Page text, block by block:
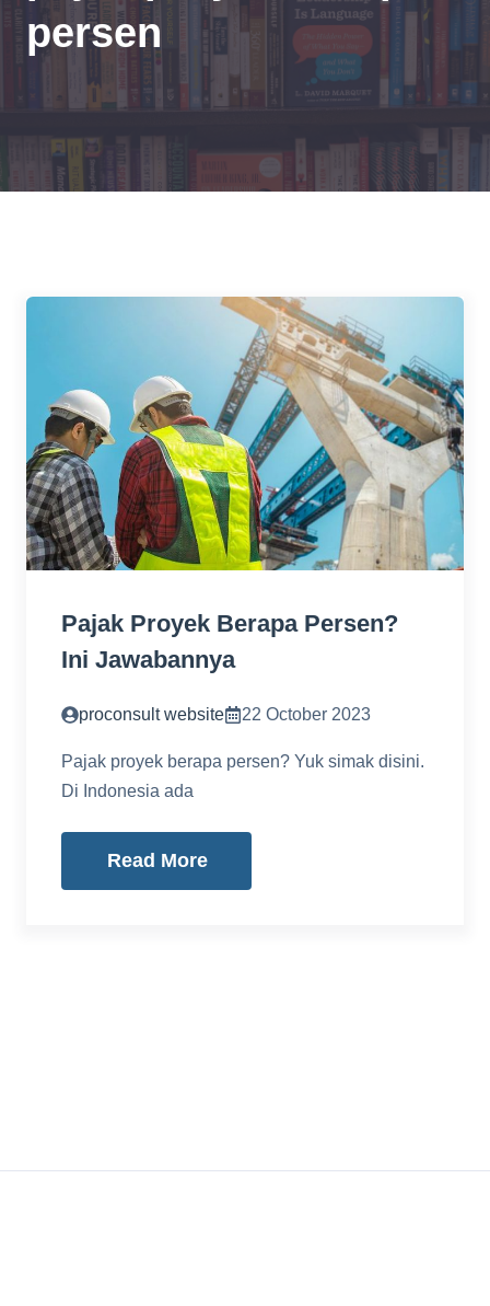
persen
Pajak Proyek Berapa Persen?
Ini Jawabannya
proconsult website 22 October 2023
Pajak proyek berapa persen? Yuk simak disini.
Di Indonesia ada
Read More